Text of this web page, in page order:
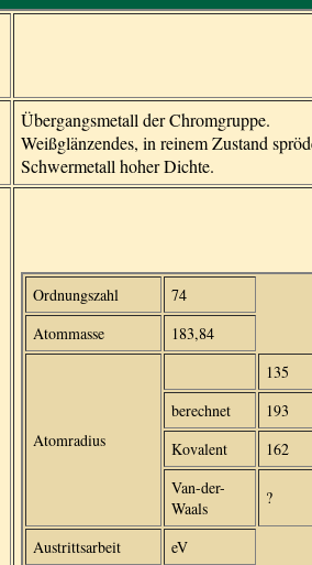
Übergangsmetall der Chromgruppe.
Weißglänzendes, in reinem Zustand
Schwermetall hoher Dichte.
Ordnungszahl
74
Atommasse
183,84
Atomradius
135
berechnet
193
Kovalent
162
Van-der-
Waals
?
Austrittsarbeit eV